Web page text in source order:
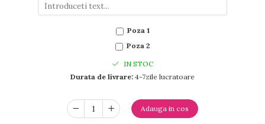
Poza 1
Poza 2
IN STOC
Durata de livrare: 4-7zile lucratoare
Adauga in cos